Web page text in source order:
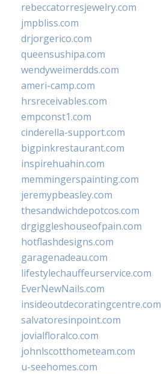
rebeccatorresjewelry.com
jmpbliss.com
drjorgerico.com
queensushipa.com
wendyweimerdds.com
ameri-camp.com
hrsreceivables.com
empconst1.com
cinderella-support.com
bigpinkrestaurant.com
inspirehuahin.com
memmingerspainting.com
jeremypbeasley.com
thesandwichdepotcos.com
drgiggleshouseofpain.com
hotflashdesigns.com
garagenadeau.com
lifestylechauffeurservice.com
EverNewNails.com
insideoutdecoratingcentre.com
salvatoresinpoint.com
jovialfloralco.com
johnlscotthometeam.com
u-seehomes.com